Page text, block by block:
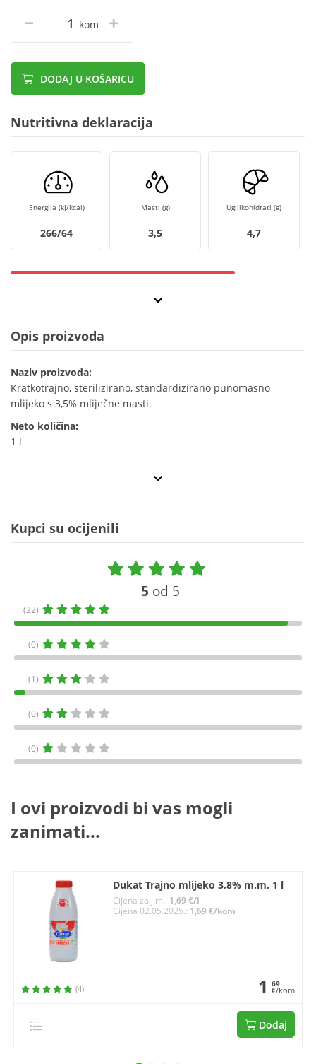
kom
DODAJ U KOŠARICU
Nutritivna deklaracija
Energija (kJ/kcal)
266/64
Masti (g)
3,5
Ugljikohidrati (g)
4,7
Opis proizvoda
Naziv proizvoda:
Kratkotrajno, sterilizirano, standardizirano punomasno
mlijeko s 3,5% mliječne masti.
Neto količina:
1 l
Kupci su ocijenili
5 od 5
(22)
(0)
(1)
(0)
(0)
I ovi proizvodi bi vas mogli
zanimati...
Dukat Trajno mlijeko 3,8% m.m. 1 l
Cijena za j.m.: 1,69 €/l
Cijena 02.05.2025.: 1,69 €/kom
(4) 1 69
€/kom
Dodaj